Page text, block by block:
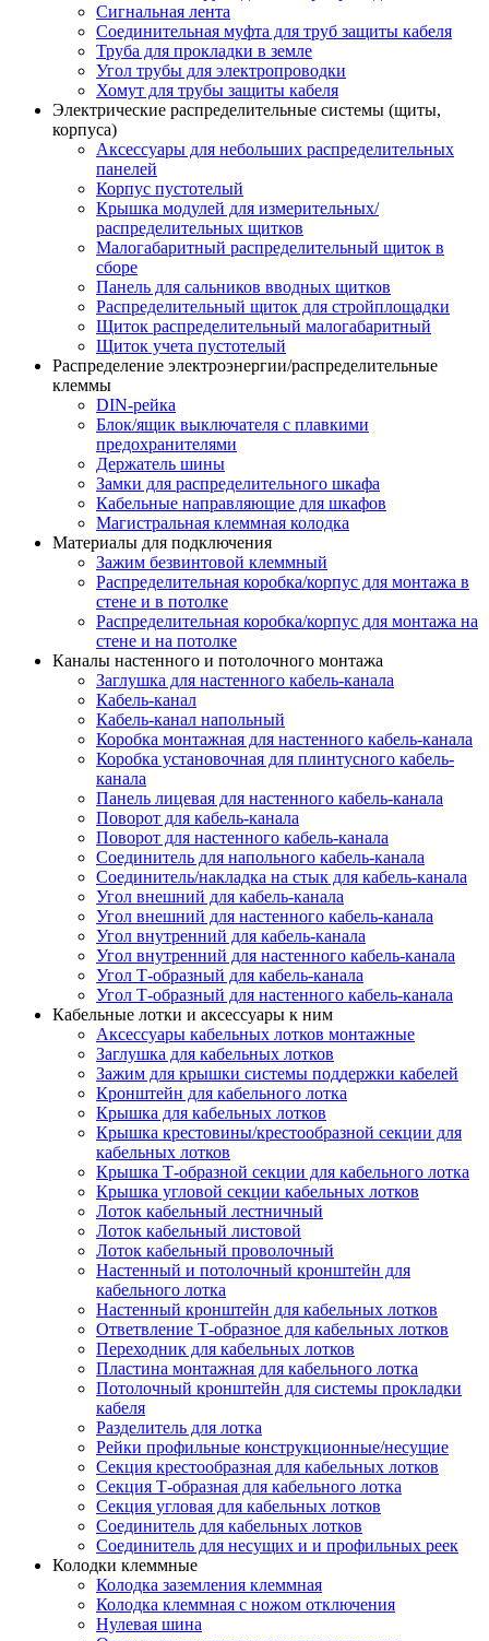
Сигнальная лента
Соединительная муфта для труб защиты кабеля
Труба для прокладки в земле
Угол трубы для электропроводки
Хомут для трубы защиты кабеля
Электрические распределительные системы (щиты,
корпуса)
Аксессуары для небольших распределительных
панелей
Корпус пустотелый
Крышка модулей для измерительных/
распределительных щитков
Малогабаритный распределительный щиток в
сборе
Панель для сальников вводных щитков
Распределительный щиток для стройплощадки
Щиток распределительный малогабаритный
Щиток учета пустотелый
Распределение электроэнергии/распределительные
клеммы
DIN-рейка
Блок/ящик выключателя с плавкими
предохранителями
Держатель шины
Замки для распределительного шкафа
Кабельные направляющие для шкафов
Магистральная клеммная колодка
Материалы для подключения
Зажим безвинтовой клеммный
Распределительная коробка/корпус для монтажа в
стене и в потолке
Распределительная коробка/корпус для монтажа на
стене и на потолке
Каналы настенного и потолочного монтажа
Заглушка для настенного кабель-канала
Кабель-канал
Кабель-канал напольный
Коробка монтажная для настенного кабель-канала
Коробка установочная для плинтусного кабель-
канала
Панель лицевая для настенного кабель-канала
Поворот для кабель-канала
Поворот для настенного кабель-канала
Соединитель для напольного кабель-канала
Соединитель/накладка на стык для кабель-канала
Угол внешний для кабель-канала
Угол внешний для настенного кабель-канала
Угол внутренний для кабель-канала
Угол внутренний для настенного кабель-канала
Угол Т-образный для кабель-канала
Угол Т-образный для настенного кабель-канала
Кабельные лотки и аксессуары к ним
Аксессуары кабельных лотков монтажные
Заглушка для кабельных лотков
Зажим для крышки системы поддержки кабелей
Кронштейн для кабельного лотка
Крышка для кабельных лотков
Крышка крестовины/крестообразной секции для
кабельных лотков
Крышка Т-образной секции для кабельного лотка
Крышка угловой секции кабельных лотков
Лоток кабельный лестничный
Лоток кабельный листовой
Лоток кабельный проволочный
Настенный и потолочный кронштейн для
кабельного лотка
Настенный кронштейн для кабельных лотков
Ответвление Т-образное для кабельных лотков
Переходник для кабельных лотков
Пластина монтажная для кабельного лотка
Потолочный кронштейн для системы прокладки
кабеля
Разделитель для лотка
Рейки профильные конструкционные/несущие
Секция крестообразная для кабельных лотков
Секция Т-образная для кабельного лотка
Секция угловая для кабельных лотков
Соединитель для кабельных лотков
Соединитель для несущих и и профильных реек
Колодки клеммные
Колодка заземления клеммная
Колодка клеммная с ножом отключения
Нулевая шина